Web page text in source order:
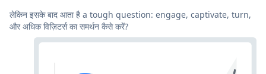
लेकिन इसके बाद आता है a tough question: engage, captivate, turn,
और अधिक विज़िटर्स का समर्थन कैसे करें?